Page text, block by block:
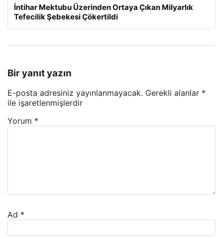
İntihar Mektubu Üzerinden Ortaya Çıkan Milyarlık
Tefecilik Şebekesi Çökertildi
Bir yanıt yazın
E-posta adresiniz yayınlanmayacak. Gerekli alanlar *
ile işaretlenmişlerdir
Yorum *
Ad *